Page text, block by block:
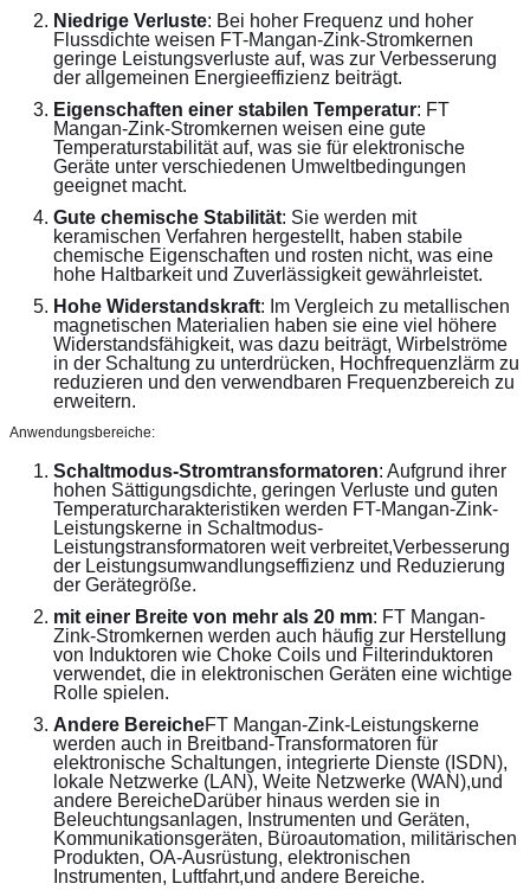
Niedrige Verluste: Bei hoher Frequenz und hoher
Flussdichte weisen FT-Mangan-Zink-Stromkernen
geringe Leistungsverluste auf, was zur Verbesserung
der allgemeinen Energieeffizienz beiträgt.
Eigenschaften einer stabilen Temperatur: FT
Mangan-Zink-Stromkernen weisen eine gute
Temperaturstabilität auf, was sie für elektronische
Geräte unter verschiedenen Umweltbedingungen
geeignet macht.
Gute chemische Stabilität: Sie werden mit
keramischen Verfahren hergestellt, haben stabile
chemische Eigenschaften und rosten nicht, was eine
hohe Haltbarkeit und Zuverlässigkeit gewährleistet.
Hohe Widerstandskraft: Im Vergleich zu metallischen
magnetischen Materialien haben sie eine viel höhere
Widerstandsfähigkeit, was dazu beiträgt, Wirbelströme
in der Schaltung zu unterdrücken, Hochfrequenzlärm zu
reduzieren und den verwendbaren Frequenzbereich zu
erweitern.
Anwendungsbereiche:
Schaltmodus-Stromtransformatoren: Aufgrund ihrer
hohen Sättigungsdichte, geringen Verluste und guten
Temperaturcharakteristiken werden FT-Mangan-Zink-
Leistungskerne in Schaltmodus-
Leistungstransformatoren weit verbreitet,Verbesserung
der Leistungsumwandlungseffizienz und Reduzierung
der Gerätegröße.
mit einer Breite von mehr als 20 mm: FT Mangan-
Zink-Stromkernen werden auch häufig zur Herstellung
von Induktoren wie Choke Coils und Filterinduktoren
verwendet, die in elektronischen Geräten eine wichtige
Rolle spielen.
Andere BereicheFT Mangan-Zink-Leistungskerne
werden auch in Breitband-Transformatoren für
elektronische Schaltungen, integrierte Dienste (ISDN),
lokale Netzwerke (LAN), Weite Netzwerke (WAN),und
andere BereicheDarüber hinaus werden sie in
Beleuchtungsanlagen, Instrumenten und Geräten,
Kommunikationsgeräten, Büroautomation, militärischen
Produkten, OA-Ausrüstung, elektronischen
Instrumenten, Luftfahrt,und andere Bereiche.